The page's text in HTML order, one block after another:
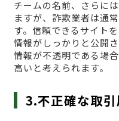
チームの名前、さらに
ますが、詐欺業者は通
す。信頼できるサイト
情報がしっかりと公開
情報が不透明である場
高いと考えられます。
3.不正確な取